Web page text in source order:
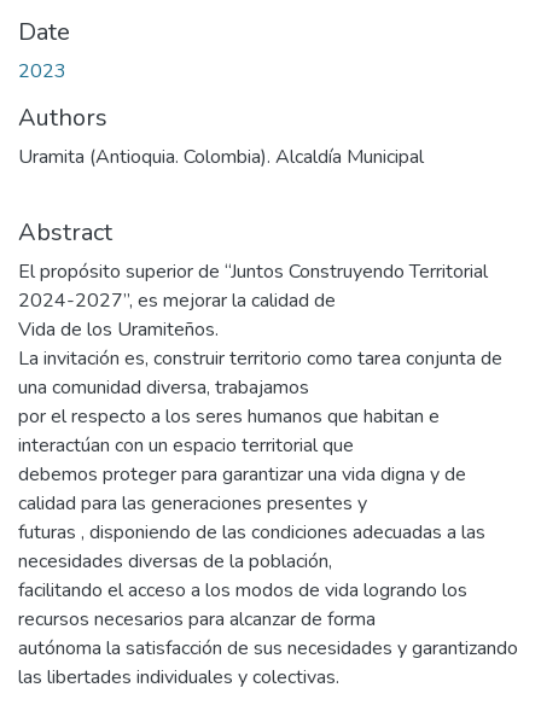
Date
2023
Authors
Uramita (Antioquia. Colombia). Alcaldía Municipal
Abstract
El propósito superior de “Juntos Construyendo Territorial
2024-2027”, es mejorar la calidad de
Vida de los Uramiteños.
La invitación es, construir territorio como tarea conjunta de
una comunidad diversa, trabajamos
por el respecto a los seres humanos que habitan e
interactúan con un espacio territorial que
debemos proteger para garantizar una vida digna y de
calidad para las generaciones presentes y
futuras , disponiendo de las condiciones adecuadas a las
necesidades diversas de la población,
facilitando el acceso a los modos de vida logrando los
recursos necesarios para alcanzar de forma
autónoma la satisfacción de sus necesidades y garantizando
las libertades individuales y colectivas.